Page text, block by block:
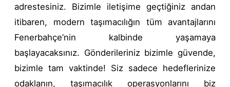
adrestesiniz. Bizimle iletişime geçtiğiniz andan
itibaren, modern taşımacılığın tüm avantajlarını
Fenerbahçe’nin kalbinde yaşamaya
başlayacaksınız. Gönderileriniz bizimle güvende,
bizimle tam vaktinde! Siz sadece hedeflerinize
odaklanın, taşımacılık operasyonlarını biz